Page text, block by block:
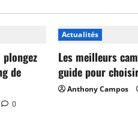
de
0
Actualités
Les meilleurs
guide pour
Anthony Campos